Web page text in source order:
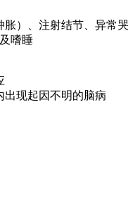
胀）、注射结节、异常哭
嗜睡
出现起因不明的脑病